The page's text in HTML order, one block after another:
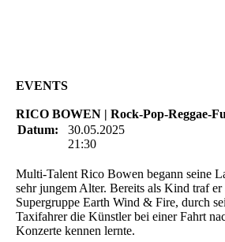
EVENTS
RICO BOWEN | Rock-Pop-Reggae-
Datum:
30.05.2025
21:30
Multi-Talent Rico Bowen begann seine
sehr jungem Alter. Bereits als Kind traf
Supergruppe Earth Wind & Fire, durch
Taxifahrer die Künstler bei einer Fahrt
Konzerte kennen lernte.